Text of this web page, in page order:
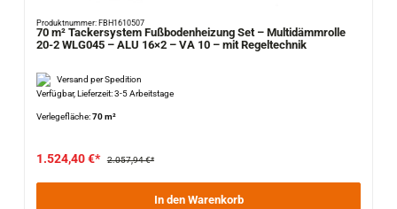
Produktnummer: FBH1610507
70 m² Tackersystem Fußbodenheizung Set – Multidämmrolle
20-2 WLG045 – ALU 16×2 – VA 10 – mit Regeltechnik
Versand per Spedition
Verfügbar, Lieferzeit: 3-5 Arbeitstage
Verlegefläche:70 m²
1.524,40 €* 2.057,94 €*
In den Warenkorb